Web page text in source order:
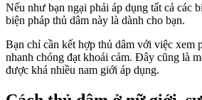
Nếu như bạn ngại phải áp dụng tất cả các
biện pháp thủ dâm này là dành cho bạn.
Bạn chỉ cần kết hợp thủ dâm với việc xem
nhanh chóng đạt khoái cảm. Đây cũng là
được khá nhiều nam giới áp dụng.